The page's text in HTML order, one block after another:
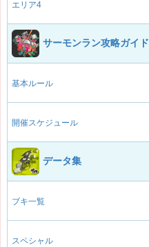
エリア4
サーモンラン攻略ガイド
基本ルール
開催スケジュール
データ集
ブキ一覧
スペシャル